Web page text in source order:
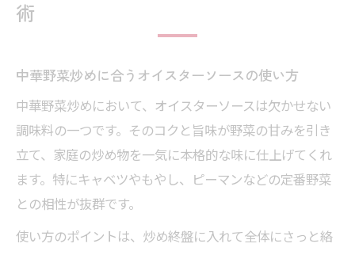
術
中華野菜炒めに合うオイスターソースの使い方
中華野菜炒めにおいて、オイスターソースは欠かせない
調味料の一つです。そのコクと旨味が野菜の甘みを引き
立て、家庭の炒め物を一気に本格的な味に仕上げてくれ
ます。特にキャベツやもやし、ピーマンなどの定番野菜
との相性が抜群です。
使い方のポイントは、炒め終盤に入れて全体にさっと絡